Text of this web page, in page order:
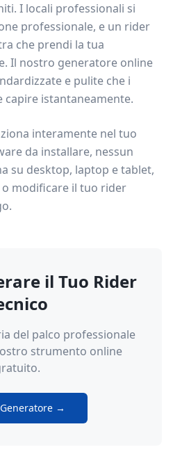
I locali professionali si
professionale, e un rider
che prendi la tua
Il nostro generatore online
e pulite che i
istantaneamente.
interamente nel tuo
da installare, nessun
su desktop, laptop e tablet,
modificare il tuo rider
il Tuo Rider
del palco professionale
strumento online
→